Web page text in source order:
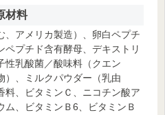
材料
、アメリカ製造）、卵白ペプチ
ペプチド含有酵母、デキストリ
性乳酸菌／酸味料（クエン
）、ミルクパウダー（乳由
料、ビタミンＣ、ニコチン酸ア
ム、ビタミンＢ6、ビタミンＢ